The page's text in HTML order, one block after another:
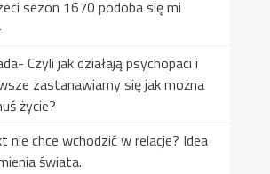
sezon 1670 podoba się mi
Czyli jak działają psychopaci i
zastanawiamy się jak można
życie?
nie chce wchodzić w relacje? Idea
świata.